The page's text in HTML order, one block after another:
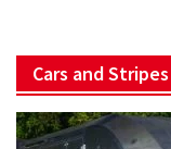
Cars and Stripes